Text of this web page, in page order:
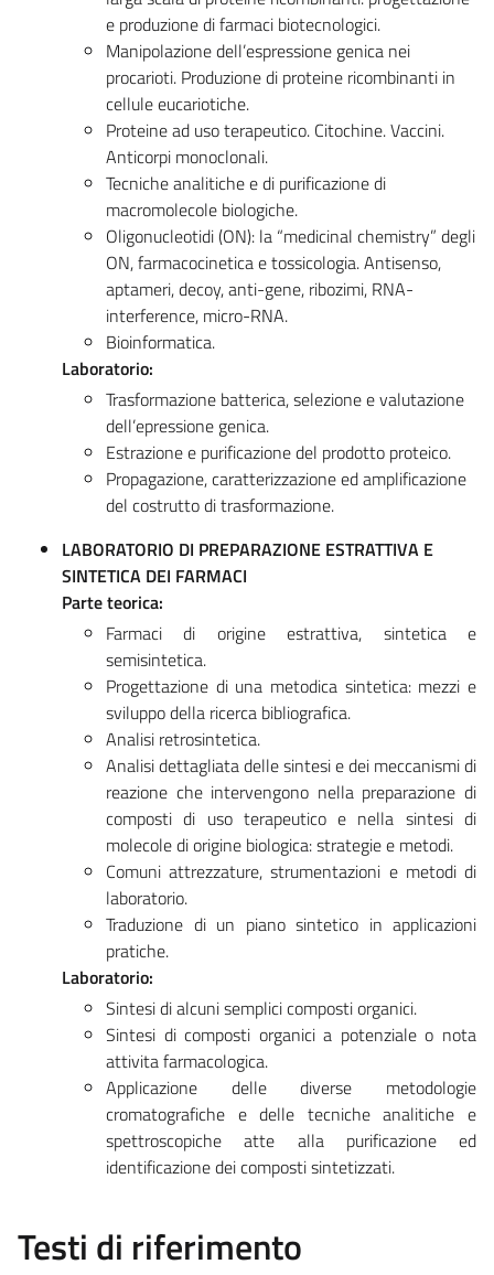
e produzione di farmaci biotecnologici.
Manipolazione dell’espressione genica nei
procarioti. Produzione di proteine ricombinanti in
cellule eucariotiche.
Proteine ad uso terapeutico. Citochine. Vaccini.
Anticorpi monoclonali.
Tecniche analitiche e di purificazione di
macromolecole biologiche.
Oligonucleotidi (ON): la “medicinal chemistry” degli
ON, farmacocinetica e tossicologia. Antisenso,
aptameri, decoy, anti-gene, ribozimi, RNA-
interference, micro-RNA.
Bioinformatica.
Laboratorio:
Trasformazione batterica, selezione e valutazione
dell’epressione genica.
Estrazione e purificazione del prodotto proteico.
Propagazione, caratterizzazione ed amplificazione
del costrutto di trasformazione.
LABORATORIO DI PREPARAZIONE ESTRATTIVA E
SINTETICA DEI FARMACI
Parte teorica:
Farmaci di origine estrattiva, sintetica e
semisintetica.
Progettazione di una metodica sintetica: mezzi e
sviluppo della ricerca bibliografica.
Analisi retrosintetica.
Analisi dettagliata delle sintesi e dei meccanismi di
reazione che intervengono nella preparazione di
composti di uso terapeutico e nella sintesi di
molecole di origine biologica: strategie e metodi.
Comuni attrezzature, strumentazioni e metodi di
laboratorio.
Traduzione di un piano sintetico in applicazioni
pratiche.
Laboratorio:
Sintesi di alcuni semplici composti organici.
Sintesi di composti organici a potenziale o nota
attivita farmacologica.
Applicazione delle diverse metodologie
cromatografiche e delle tecniche analitiche e
spettroscopiche atte alla purificazione ed
identificazione dei composti sintetizzati.
Testi di riferimento